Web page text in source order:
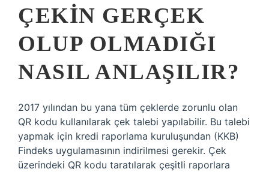
ÇEKIN GERÇEK
OLUP OLMADIĞI
NASIL ANLAŞILIR?
2017 yılından bu yana tüm çeklerde zorunlu olan
QR kodu kullanılarak çek talebi yapılabilir. Bu talebi
yapmak için kredi raporlama kuruluşundan (KKB)
Findeks uygulamasının indirilmesi gerekir. Çek
üzerindeki QR kodu taratılarak çeşitli raporlara